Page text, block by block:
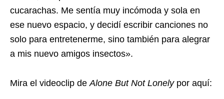
cucarachas. Me sentía muy incómoda y sola en
ese nuevo espacio, y decidí escribir canciones no
solo para entretenerme, sino también para alegrar
a mis nuevo amigos insectos».
Mira el videoclip deAlone But Not Lonelypor aquí: